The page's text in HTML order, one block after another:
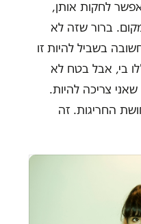
לחקות אותן,
ברור שזה לא
בשביל להיות זו
בי, אבל בטח לא
צריכה להיות.
החריגות. זה